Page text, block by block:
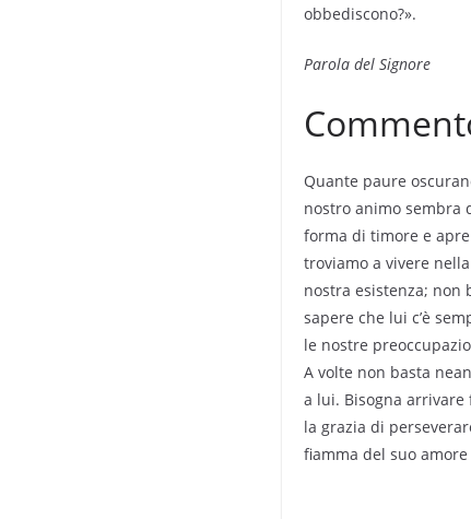
obbediscono?».
Parola del Signore
Quante paure
nostro animo sembra
forma di timore e
troviamo a vivere
nostra esistenza; non
sapere che lui c’è
le nostre
A volte non basta
a lui. Bisogna arrivare
la grazia di
fiamma del suo